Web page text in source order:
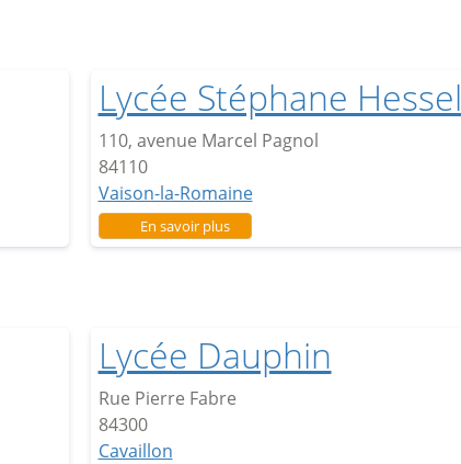
Lycée Stéphane Hessel
110, avenue Marcel Pagnol
84110
Vaison-la-Romaine
En savoir plussur Lycée Stéphane Hessel
Lycée Dauphin
Rue Pierre Fabre
84300
Cavaillon